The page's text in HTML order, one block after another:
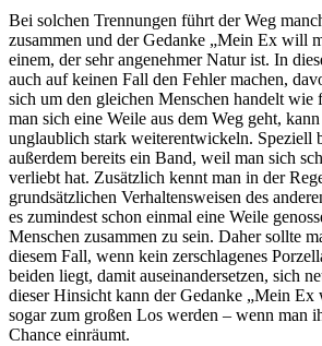
Bei solchen Trennungen führt der Weg
zusammen und der Gedanke „Mein Ex will
einem, der sehr angenehmer Natur ist. In
auch auf keinen Fall den Fehler machen,
sich um den gleichen Menschen handelt wie
man sich eine Weile aus dem Weg geht,
unglaublich stark weiterentwickeln. Speziell
außerdem bereits ein Band, weil man sich
verliebt hat. Zusätzlich kennt man in der
grundsätzlichen Verhaltensweisen des
es zumindest schon einmal eine Weile
Menschen zusammen zu sein. Daher sollte
diesem Fall, wenn kein zerschlagenes
beiden liegt, damit auseinandersetzen, sich
dieser Hinsicht kann der Gedanke „Mein
sogar zum großen Los werden – wenn man
Chance einräumt.